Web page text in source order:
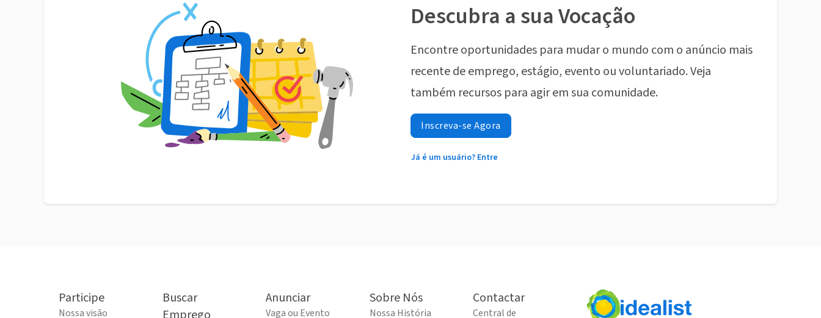
Descubra a sua Vocação
Encontre oportunidades para mudar o mundo com o anúncio mais
recente de emprego, estágio, evento ou voluntariado. Veja
também recursos para agir em sua comunidade.
Inscreva-se Agora
Já é um usuário? Entre
Participe
Nossa visão
Buscar
Anunciar
Vaga ou Evento
Sobre Nós
Nossa História
Contactar
Central de